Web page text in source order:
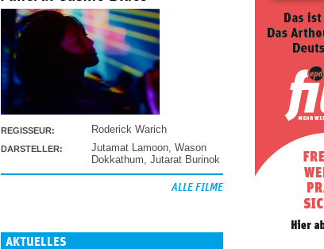
REGISSEUR: Roderick Warich
DARSTELLER: Jutamat Lamoon Wason
Dokkathum Jutarat Burinok
ALLE FILME
AKTUELLES